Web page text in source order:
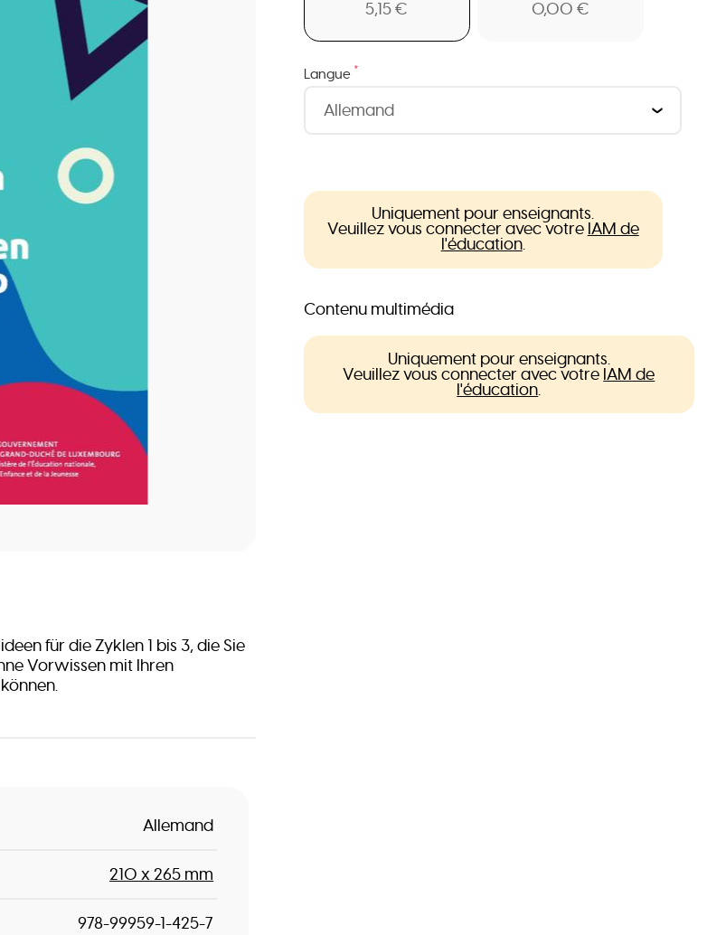
für die Zyklen 1 bis 3, die Sie
Vorwissen mit Ihren
Allemand
210 x 265 mm
978-99959-1-425-7
5,15 €
0,00 €
Langue *
Uniquement pour enseignants.
Veuillez vous connecter avec votre IAM de
l'éducation.
Contenu multimédia
Uniquement pour enseignants.
Veuillez vous connecter avec votre IAM de
l'éducation.